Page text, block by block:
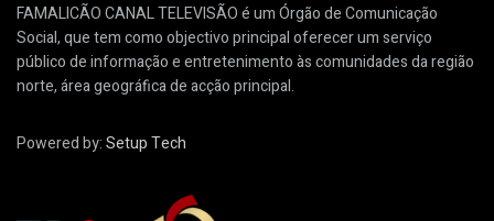
FAMALICÃO CANAL TELEVISÃO é um Órgão de Comunicação
Social, que tem como objectivo principal oferecer um serviço
público de informação e entretenimento às comunidades da região
norte, área geográfica de acção principal.
Powered by:Setup Tech